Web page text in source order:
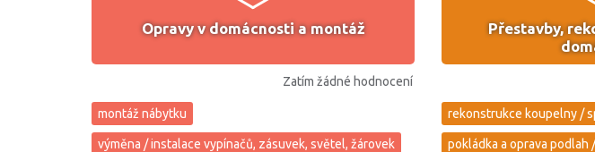
Opravy v domácnosti a montáž
Zatím žádné hodnocení
montáž nábytku
výměna / instalace vypínačů, zásuvek, světel, žárovek
Přestavby,
rekonstrukce koupelny /
pokládka a oprava podlah